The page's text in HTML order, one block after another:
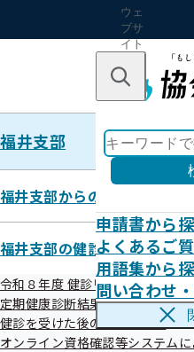
ウェ
ブサ
イト
のナ
ン
キーワードで
申請書から
よくあるご
用語集から
問い合わせ
福井支部
福井支部からのお知らせ
福井支部の健診・保健指導
令和８年度 健診リーフレット等
定期健康診断結果データ提供の
健診を受けた後の健康づくり
オンライン資格確認等システム
健康づくり推進
携協定一覧
令和07年07月18日